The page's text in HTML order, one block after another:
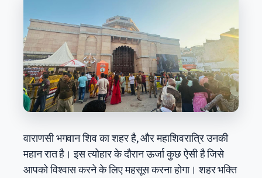
वाराणसी भगवान शिव का शहर है, और महाशिवरात्रि उनकी
महान रात है। इस त्योहार के दौरान ऊर्जा कुछ ऐसी है जिसे
आपको विश्वास करने के लिए महसूस करना होगा। शहर भक्ति